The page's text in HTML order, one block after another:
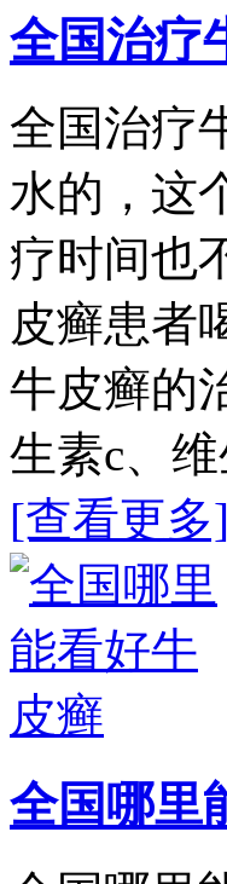
全国治疗
全国治疗
水的，这
疗时间也
皮癣患者
牛皮癣的
生素c、
[查看更多]
全国哪里